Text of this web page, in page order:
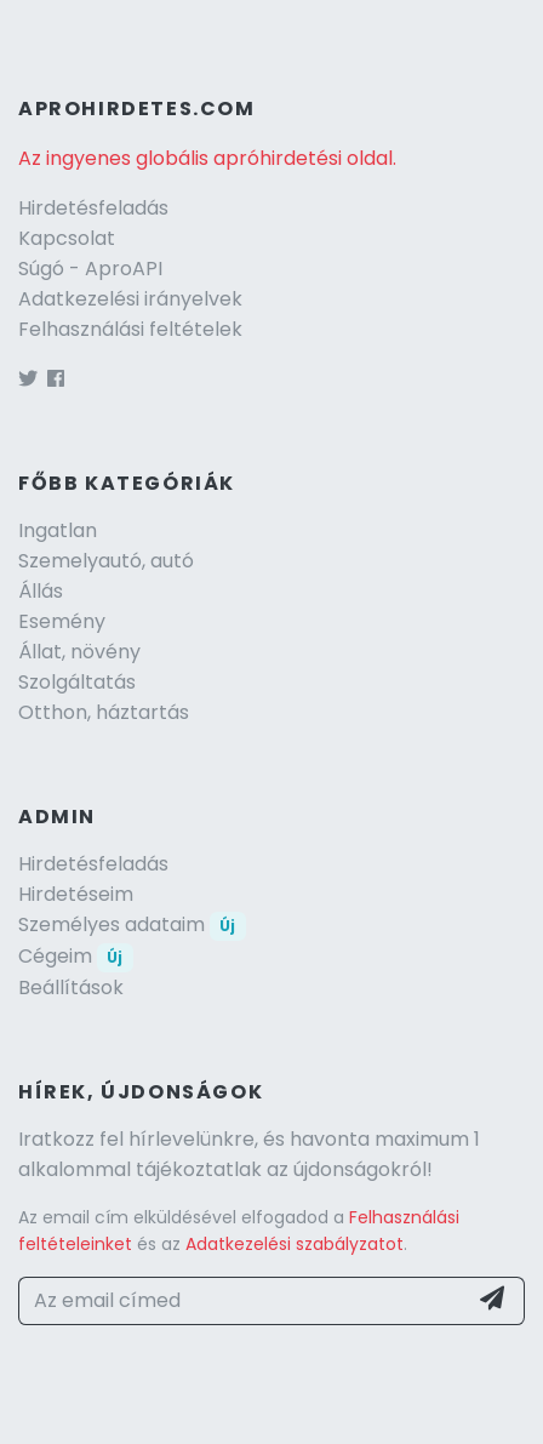
APROHIRDETES.COM
Az ingyenes globális apróhirdetési oldal.
Hirdetésfeladás
Kapcsolat
Súgó - AproAPI
Adatkezelési irányelvek
Felhasználási feltételek
FŐBB KATEGÓRIÁK
Ingatlan
Szemelyautó, autó
Állás
Esemény
Állat, növény
Szolgáltatás
Otthon, háztartás
ADMIN
Hirdetésfeladás
Hirdetéseim
Személyes adataim
Új
Cégeim Új
Beállítások
HÍREK, ÚJDONSÁGOK
Iratkozz fel hírlevelünkre, és havonta maximum 1
alkalommal tájékoztatlak az újdonságokról!
Az email cím elküldésével elfogadod a Felhasználási
feltételeinket és az Adatkezelési szabályzatot.